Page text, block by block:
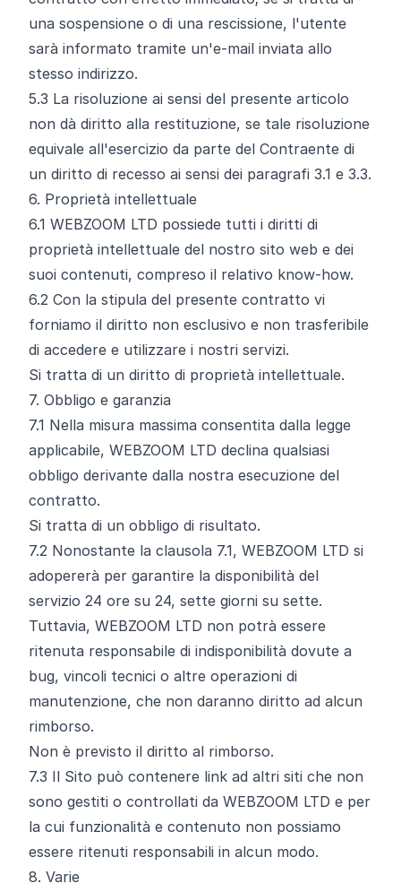
una sospensione o di una rescissione, l'utente
sarà informato tramite un'e-mail inviata allo
stesso indirizzo.
5.3 La risoluzione ai sensi del presente articolo
non dà diritto alla restituzione, se tale risoluzione
equivale all'esercizio da parte del Contraente di
un diritto di recesso ai sensi dei paragrafi 3.1 e 3.3.
6. Proprietà intellettuale
6.1 WEBZOOM LTD possiede tutti i diritti di
proprietà intellettuale del nostro sito web e dei
suoi contenuti, compreso il relativo know-how.
6.2 Con la stipula del presente contratto vi
forniamo il diritto non esclusivo e non trasferibile
di accedere e utilizzare i nostri servizi.
Si tratta di un diritto di proprietà intellettuale.
7. Obbligo e garanzia
7.1 Nella misura massima consentita dalla legge
applicabile, WEBZOOM LTD declina qualsiasi
obbligo derivante dalla nostra esecuzione del
contratto.
Si tratta di un obbligo di risultato.
7.2 Nonostante la clausola 7.1, WEBZOOM LTD si
adopererà per garantire la disponibilità del
servizio 24 ore su 24, sette giorni su sette.
Tuttavia, WEBZOOM LTD non potrà essere
ritenuta responsabile di indisponibilità dovute a
bug, vincoli tecnici o altre operazioni di
manutenzione, che non daranno diritto ad alcun
rimborso.
Non è previsto il diritto al rimborso.
7.3 Il Sito può contenere link ad altri siti che non
sono gestiti o controllati da WEBZOOM LTD e per
la cui funzionalità e contenuto non possiamo
essere ritenuti responsabili in alcun modo.
8. Varie